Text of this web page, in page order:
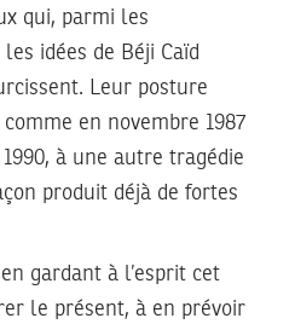
qui, parmi les
idées de Béji Caïd
Leur posture
en novembre 1987
à une autre tragédie
produit déjà de fortes
gardant à l’esprit cet
le présent, à en prévoir